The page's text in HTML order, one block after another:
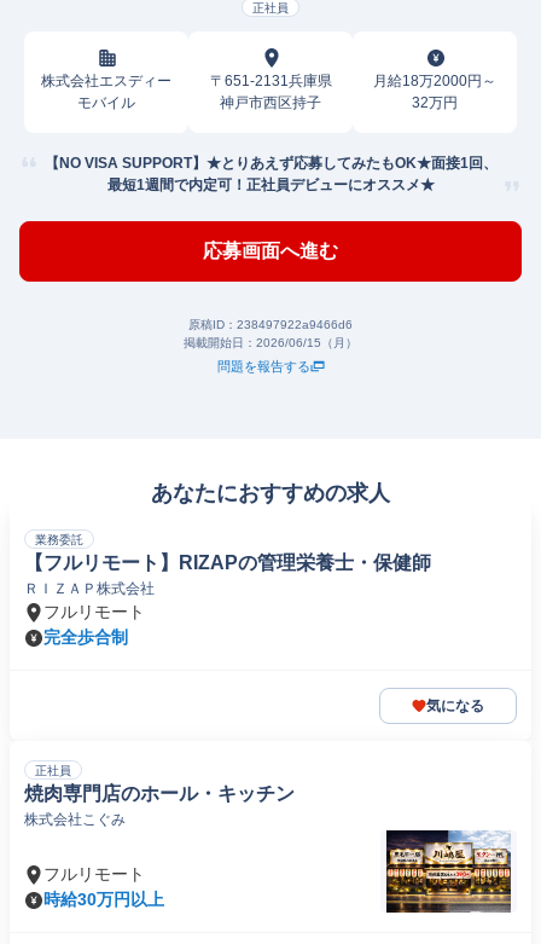
正社員
株式会社エスディー
モバイル
〒651-2131兵庫県
神戸市西区持子
月給18万2000円～
32万円
【NO VISA SUPPORT】★とりあえず応募してみたもOK★面接1回、
最短1週間で内定可！正社員デビューにオススメ★
応募画面へ進む
原稿ID： 238497922a9466d6
掲載開始日： 2026/06/15（月）
問題を報告する
あなたにおすすめの求人
業務委託
【フルリモート】RIZAPの管理栄養士・保健師
ＲＩＺＡＰ株式会社
フルリモート
完全歩合制
気になる
正社員
焼肉専門店のホール・キッチン
株式会社こぐみ
フルリモート
時給30万円以上